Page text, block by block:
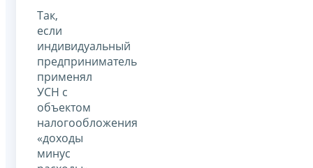
Так,
если
индивидуальный
предприниматель
применял
УСН с
объектом
налогообложения
«доходы
минус